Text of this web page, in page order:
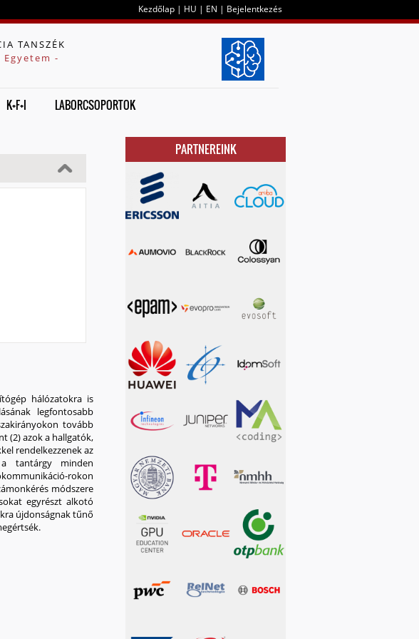
Kezdőlap | HU | EN | Bejelentkezés
TANSZÉK
-
K+F+I LABORCSOPORTOK
hálózatokra is
legfontosabb
tovább
(2) azok a hallgatók,
rendelkezzenek az
a tantárgy minden
rokon
módszere
egyrészt alkotó
újdonságnak tűnő
PARTNEREINK